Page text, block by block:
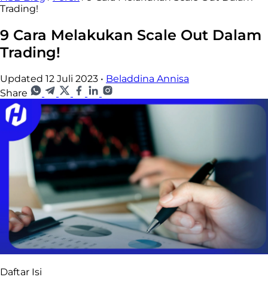
Trading!
9 Cara Melakukan Scale Out Dalam
Trading!
Updated 12 Juli 2023 • Beladdina Annisa
Share
Daftar Isi